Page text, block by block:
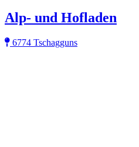
Alp- und Hofladen
6774 Tschagguns